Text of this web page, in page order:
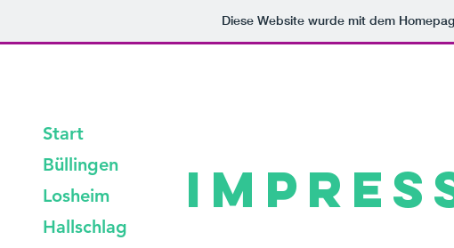
Diese Website wurde mit dem
Start
Büllingen
Losheim
Hallschlag